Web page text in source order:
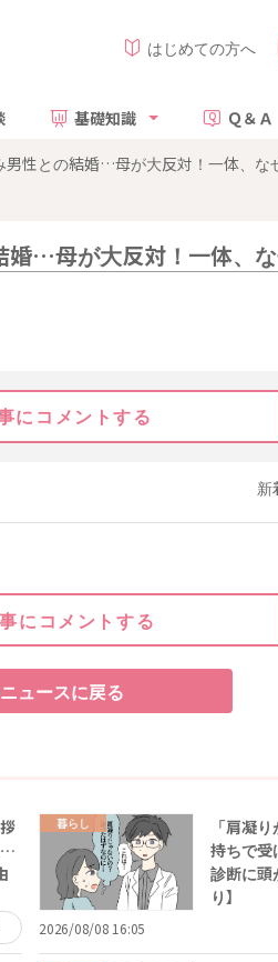
はじめての方へ
基礎知識 Ｑ＆Ａ
男性との結婚…母が大反対！一体、
婚…母が大反対！一体、
にコメントする
新
にコメントする
ュースに戻る
…
暮らし
「肩凝
持ちで受
診断に頭
り】
2026/08/08 16:05